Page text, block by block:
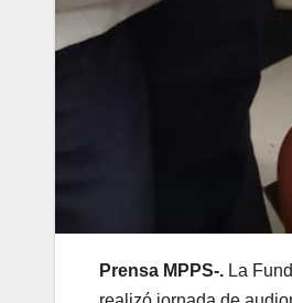
Prensa MPPS-. La